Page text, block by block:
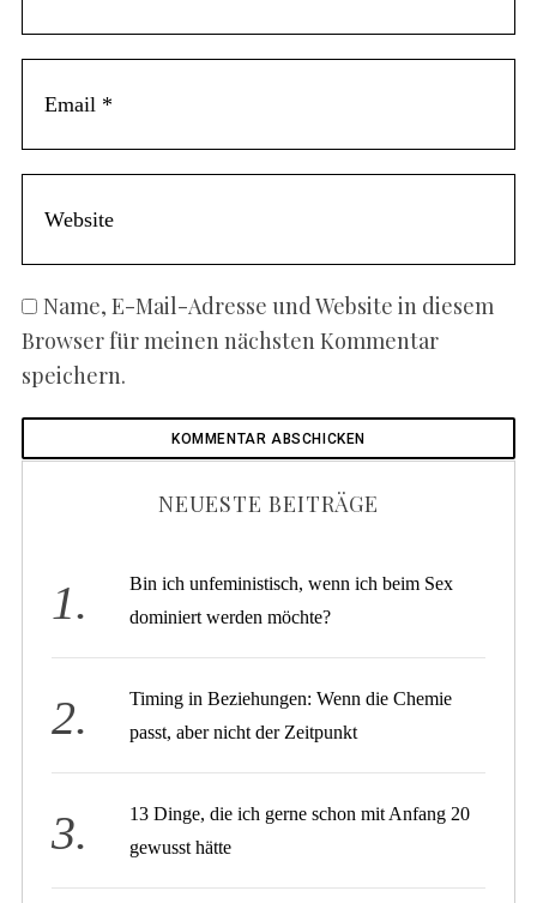
Name, E-Mail-Adresse und Website in diesem
Browser für meinen nächsten Kommentar
speichern.
NEUESTE BEITRÄGE
Bin ich unfeministisch, wenn ich beim Sex
dominiert werden möchte?
Timing in Beziehungen: Wenn die Chemie
passt, aber nicht der Zeitpunkt
13 Dinge, die ich gerne schon mit Anfang 20
gewusst hätte